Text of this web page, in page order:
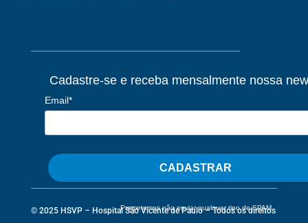
Cadastre-se e receba mensalmente nossa
Email*
CADASTRAR
Prometemos não enviar qualquer tipo de SPAM
© 2025 HSVP – Hospital São Vicente de Paulo – Todos os direitos